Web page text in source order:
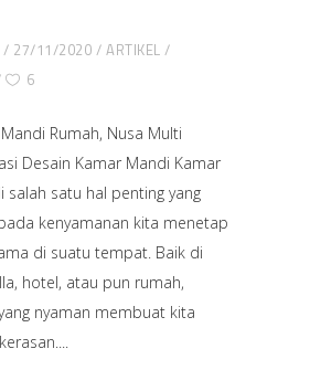
27/11/2020
ARTIKEL
6
Rumah, Nusa Multi
Desain Kamar Mandi Kamar
salah satu hal penting yang
kenyamanan kita menetap
di suatu tempat. Baik di
hotel, atau pun rumah,
nyaman membuat kita